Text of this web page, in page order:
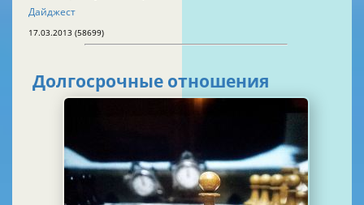
Дайджест
17.03.2013 (58699)
Долгосрочные отношения